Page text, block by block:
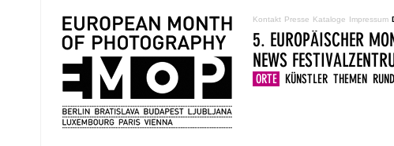
Kontakt Presse Kataloge Impressum
5. EUROPÄISCHER
NEWS
ORTE KÜNSTLER THEMEN